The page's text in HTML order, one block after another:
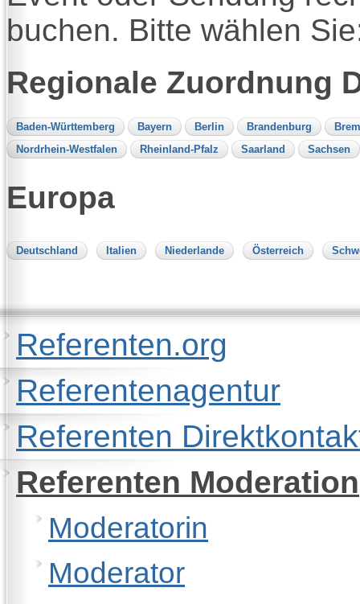
buchen. Bitte wählen
Regionale Zuordnung
Baden-Württemberg Bayern Berlin Brandenburg
Nordrhein-Westfalen
Rheinland-Pfalz Saarland Sachsen
Europa
Deutschland Italien Niederlande Österreich
Referenten.org
Referentenagentur
Referenten
Referenten Moderation
Moderatorin
Moderator